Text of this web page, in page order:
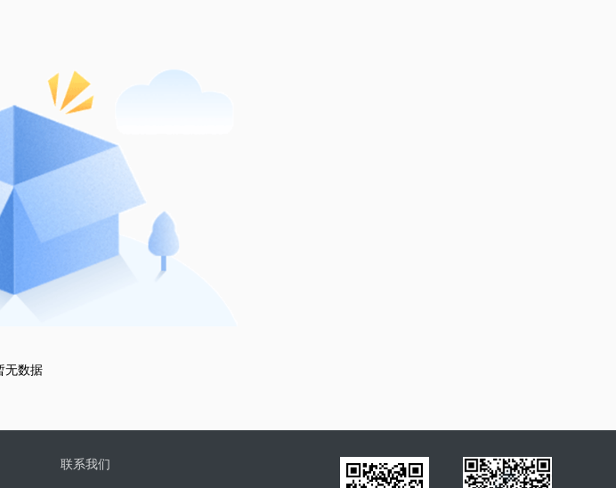
无数据
联系我们